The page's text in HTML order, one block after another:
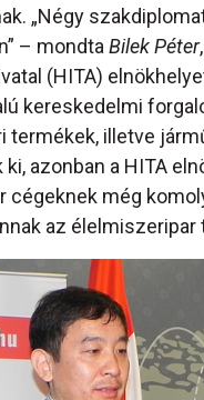
„Négy
– mondtaBilek Péter
(HITA)
kereskedelmi
termékek, illetve
azonban a HITA
cégeknek még
az élelmiszeripar